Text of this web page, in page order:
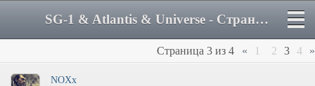
SG-1 & Atlantis & Universe - Страница 3 - Форум
Страница 3 из 4 « 1 2 3 4 »
NOXx